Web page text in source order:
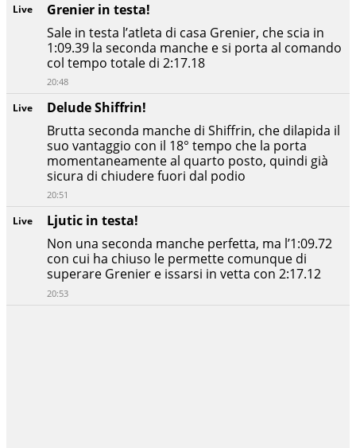
Live
Ljutic in testa!
Non una seconda manche perfetta, ma l’1:09.72
con cui ha chiuso le permette comunque di
superare Grenier e issarsi in vetta con 2:17.12
20:53
Live
Delude Shiffrin!
Brutta seconda manche di Shiffrin, che dilapida il
suo vantaggio con il 18° tempo che la porta
momentaneamente al quarto posto, quindi già
sicura di chiudere fuori dal podio
20:51
Live
Grenier in testa!
Sale in testa l’atleta di casa Grenier, che scia in
1:09.39 la seconda manche e si porta al comando
col tempo totale di 2:17.18
20:48